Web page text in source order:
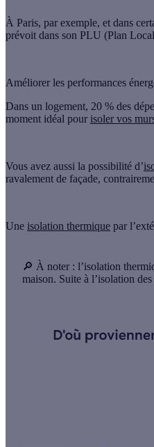
À Paris, par exemple, et dans
prévoit dans son PLU (Plan
Améliorer les performances
Dans un logement, 20 % des
moment idéal pour isoler vos
Vous avez aussi la possibilité d’
ravalement de façade,
Une isolation thermique par
🔎 À noter : l’isolation
maison. Suite à l’isolation